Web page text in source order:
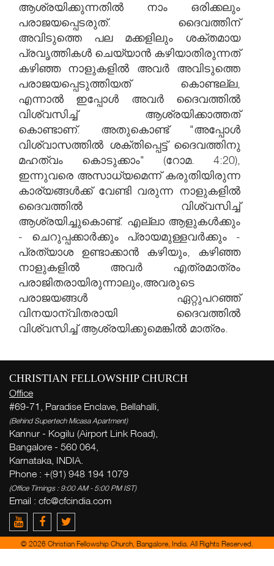
ആശ്രയിക്കുന്നതിൽ നാം ഒരിക്കലും
പരാജയപ്പെടരുത്. ദൈവത്തിന്
അവിടുത്തെ പല മക്കളിലും ശക്തമായ
പ്രവൃത്തികൾ ചെയ്യാൻ കഴിയാതിരുന്നത്
കഴിഞ്ഞ നാളുകളിൽ അവർ അവിടുത്തെ
പരാജയപ്പെടുത്തിയത് കൊണ്ടല്ല,
എന്നാൽ ഇപ്പോൾ അവർ ദൈവത്തിൽ
വിശ്വസിച്ച് ആശ്രയിക്കാത്തത്
കൊണ്ടാണ്. അതുകൊണ്ട് "അപ്പോൾ
വിശ്വാസത്തിൽ ശക്തിപ്പെട്ട് ദൈവത്തിനു
മഹത്വം കൊടുക്കാം" (റോമ. 4:20),
ഇന്നുവരെ അസാധ്യമെന്ന് കരുതിയിരുന്ന
കാര്യങ്ങൾക്ക് വേണ്ടി വരുന്ന നാളുകളിൽ
ദൈവത്തിൽ വിശ്വസിച്ച്
ആശ്രയിച്ചുകൊണ്ട്. എല്ലാ ആളുകൾക്കും
- ചെറുപ്പക്കാർക്കും പ്രായമുള്ളവർക്കും -
പ്രത്യാശ ഉണ്ടാക്കാൻ കഴിയും, കഴിഞ്ഞ
നാളുകളിൽ അവർ എത്രമാത്രം
പരാജിതരായിരുന്നാലും,അവരുടെ
പരാജയങ്ങൾ ഏറ്റുപറഞ്ഞ്
വിനയാന്വിതരായി ദൈവത്തിൽ
വിശ്വസിച്ച് ആശ്രയിക്കുമെങ്കിൽ മാത്രം.
CHRISTIAN FELLOWSHIP CHURCH
Office
#69-71, Paradise Enclave, Bellahalli,
(Behind Supertech Micasa Apartment)
Kannur - Kogilu (Airport Link Road),
Bangalore - 560 064,
Karnataka, INDIA.
Phone : +(91) 948 194 1079
(Office Timings : 9:00 AM - 5:00 PM IST)
Email : cfc@cfcindia.com
© 2026 Christian Fellowship Church, Bangalore, India. All Rights Reserved.